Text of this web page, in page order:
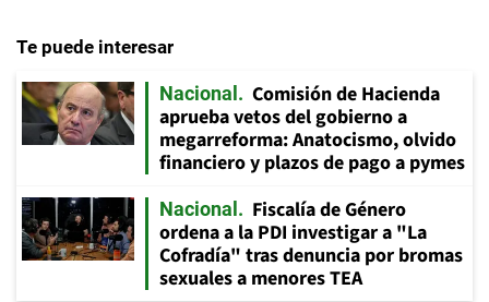
Te puede interesar
Nacional
Comisión de Hacienda
aprueba vetos del gobierno a
megarreforma: Anatocismo, olvido
financiero y plazos de pago a pymes
Nacional
Fiscalía de Género
ordena a la PDI investigar a "La
Cofradía" tras denuncia por bromas
sexuales a menores TEA